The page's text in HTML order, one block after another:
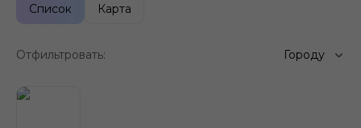
Список Карта
Отфильтровать: Городу